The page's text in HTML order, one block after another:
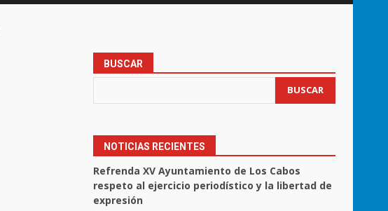
BUSCAR
BUSCAR
NOTICIAS RECIENTES
Refrenda XV Ayuntamiento de Los Cabos
respeto al ejercicio periodístico y la libertad de
expresión